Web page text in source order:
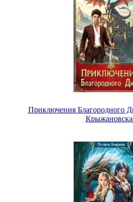
Приключения Благородного